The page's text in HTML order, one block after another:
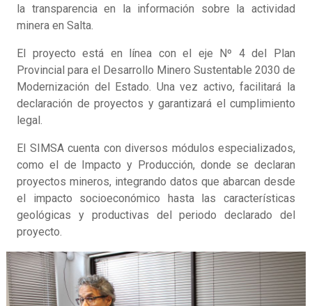
la transparencia en la información sobre la actividad
minera en Salta.
El proyecto está en línea con el eje Nº 4 del Plan
Provincial para el Desarrollo Minero Sustentable 2030 de
Modernización del Estado. Una vez activo, facilitará la
declaración de proyectos y garantizará el cumplimiento
legal.
El SIMSA cuenta con diversos módulos especializados,
como el de Impacto y Producción, donde se declaran
proyectos mineros, integrando datos que abarcan desde
el impacto socioeconómico hasta las características
geológicas y productivas del periodo declarado del
proyecto.